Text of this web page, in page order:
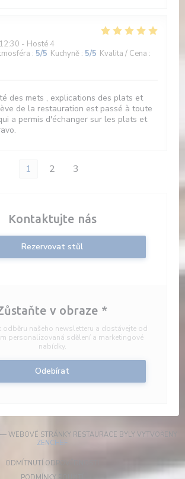
- Hosté 4
: 5/5 Kuchyně : 5/5 Kvalita / Cena :
des mets , explications des plats et
de la restauration est passé à toute
a permis d'échanger sur les plats et
1 2 3
Kontaktujte nás
Rezervovat stůl
v obraze *
odběru našeho newsletteru a dostávejte od
personalizovaná sdělení a marketingové
nabídky.
Odebírat
STRÁNKY RESTAURACE BYLY VYTVOŘENY
ZENCHEF((OTEVŘE SE V NOVÉM OKNĚ))
ODMÍTNUTÍ ODPOVĚDNOSTI
((OTEVŘE SE V NOVÉM
((OTEVŘE SE V NOVÉM OKNĚ))